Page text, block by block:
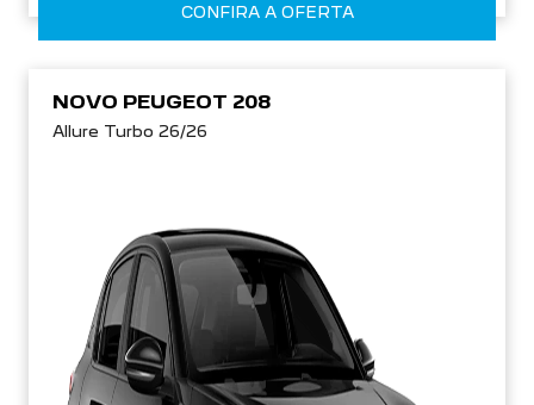
CONFIRA A OFERTA
NOVO PEUGEOT 208
Allure Turbo 26/26